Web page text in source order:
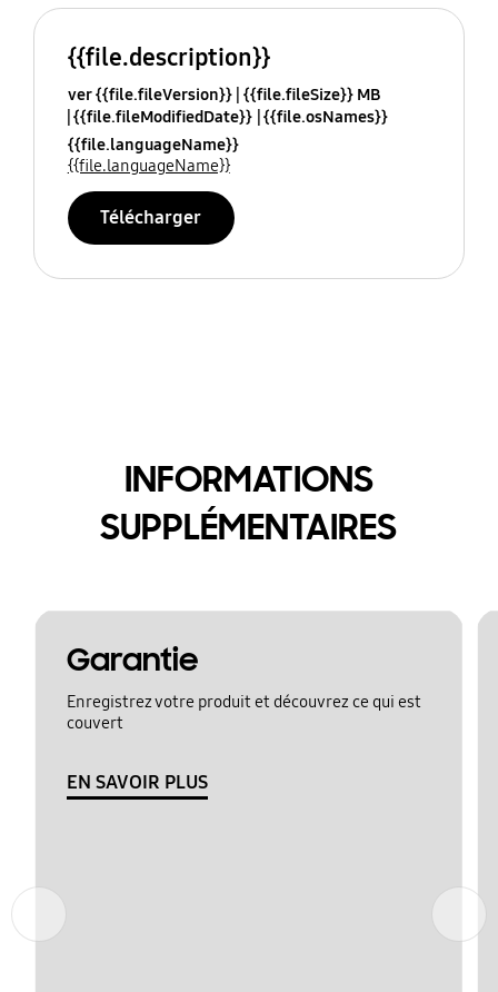
{{file.description}}
ver {{file.fileVersion}} {{file.fileSize}} MB
{{file.fileModifiedDate}} {{file.osNames}}
{{file.languageName}}
{{file.languageName}}
Télécharger
INFORMATIONS
SUPPLÉMENTAIRES
Garantie
Enregistrez votre produit et découvrez ce qui est
couvert
EN SAVOIR PLUS